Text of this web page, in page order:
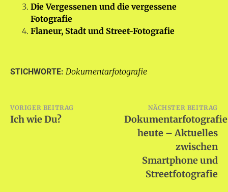
Die Vergessenen und die vergessene
Fotografie
Flaneur, Stadt und Street-Fotografie
STICHWORTE: Dokumentarfotografie
Beitragsnavigation
VORIGER BEITRAG
Ich wie Du?
NÄCHSTER BEITRAG
Dokumentarfotografie
heute – Aktuelles
zwischen
Smartphone und
Streetfotografie